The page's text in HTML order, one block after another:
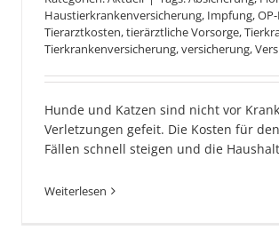
Haustierkrankenversicherung, Impfung,
Tierarztkosten,tierärztliche Vorsorge,
Tierkrankenversicherung,versicherung,
Hunde und Katzen sind nicht vor
Verletzungen gefeit. Die Kosten für
Fällen schnell steigen und die
Weiterlesen